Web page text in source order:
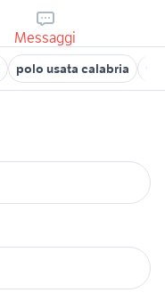
Messaggi
polo usata calabria